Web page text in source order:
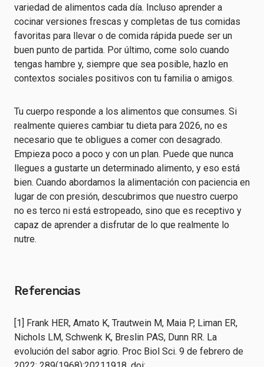
variedad de alimentos cada día. Incluso aprender a
cocinar versiones frescas y completas de tus comidas
favoritas para llevar o de comida rápida puede ser un
buen punto de partida. Por último, come solo cuando
tengas hambre y, siempre que sea posible, hazlo en
contextos sociales positivos con tu familia o amigos.
Tu cuerpo responde a los alimentos que consumes. Si
realmente quieres cambiar tu dieta para 2026, no es
necesario que te obligues a comer con desagrado.
Empieza poco a poco y con un plan. Puede que nunca
llegues a gustarte un determinado alimento, y eso está
bien. Cuando abordamos la alimentación con paciencia en
lugar de con presión, descubrimos que nuestro cuerpo
no es terco ni está estropeado, sino que es receptivo y
capaz de aprender a disfrutar de lo que realmente lo
nutre.
Referencias
[1] Frank HER, Amato K, Trautwein M, Maia P, Liman ER,
Nichols LM, Schwenk K, Breslin PAS, Dunn RR. La
evolución del sabor agrio. Proc Biol Sci. 9 de febrero de